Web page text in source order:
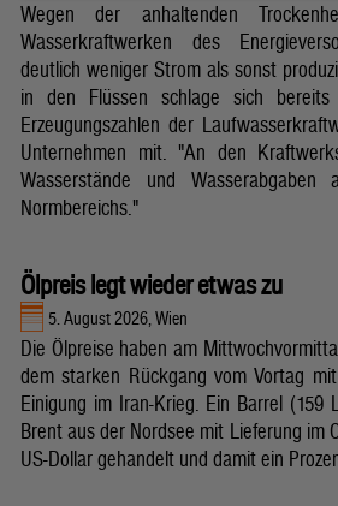
Wegen der anhaltenden
Wasserkraftwerken des
deutlich weniger Strom als sonst
in den Flüssen schlage sich
Erzeugungszahlen der
Unternehmen mit. "An den
Wasserstände und Wasserabgaben
Normbereichs."
Ölpreis legt wieder etwas zu
5. August 2026, Wien
Die Ölpreise haben am
dem starken Rückgang vom Vortag
Einigung im Iran-Krieg. Ein Barrel (159
Brent aus der Nordsee mit Lieferung im
US-Dollar gehandelt und damit ein